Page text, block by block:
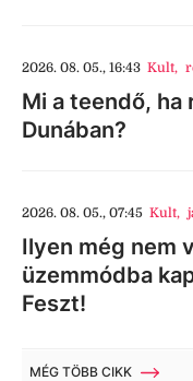
2026. 08. 05., 16:43 Kult,
Mi a teendő,
Dunában?
2026. 08. 05., 07:45 Kult,
Ilyen még nem
üzemmódba
Feszt!
MÉG TÖBB CIKK